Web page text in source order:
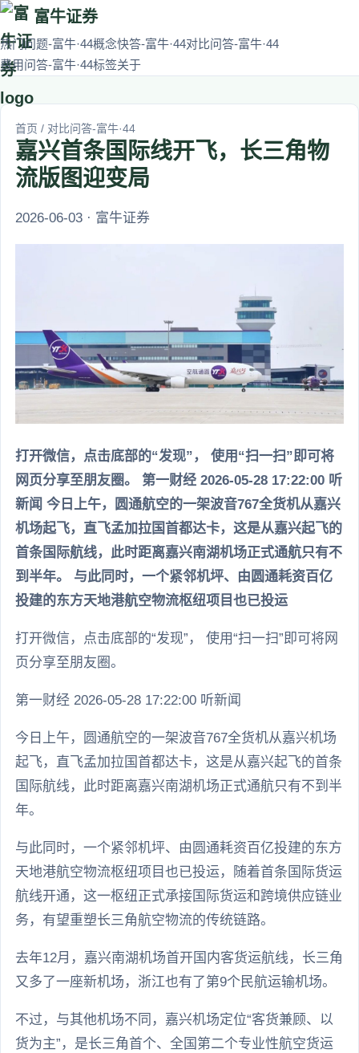
富牛证券
热门问题-富牛·44概念快答-富牛·44对比问答-富牛·44
费用问答-富牛·44标签关于
首页 / 对比问答-富牛·44
嘉兴首条国际线开飞，长三角物
流版图迎变局
2026-06-03 · 富牛证券
打开微信，点击底部的“发现”， 使用“扫一扫”即可将
网页分享至朋友圈。 第一财经 2026-05-28 17:22:00 听
新闻 今日上午，圆通航空的一架波音767全货机从嘉兴
机场起飞，直飞孟加拉国首都达卡，这是从嘉兴起飞的
首条国际航线，此时距离嘉兴南湖机场正式通航只有不
到半年。 与此同时，一个紧邻机坪、由圆通耗资百亿
投建的东方天地港航空物流枢纽项目也已投运
打开微信，点击底部的“发现”， 使用“扫一扫”即可将网
页分享至朋友圈。
第一财经 2026-05-28 17:22:00 听新闻
今日上午，圆通航空的一架波音767全货机从嘉兴机场
起飞，直飞孟加拉国首都达卡，这是从嘉兴起飞的首条
国际航线，此时距离嘉兴南湖机场正式通航只有不到半
年。
与此同时，一个紧邻机坪、由圆通耗资百亿投建的东方
天地港航空物流枢纽项目也已投运，随着首条国际货运
航线开通，这一枢纽正式承接国际货运和跨境供应链业
务，有望重塑长三角航空物流的传统链路。
去年12月，嘉兴南湖机场首开国内客货运航线，长三角
又多了一座新机场，浙江也有了第9个民航运输机场。
不过，与其他机场不同，嘉兴机场定位“客货兼顾、以
货为主”，是长三角首个、全国第二个专业性航空货运